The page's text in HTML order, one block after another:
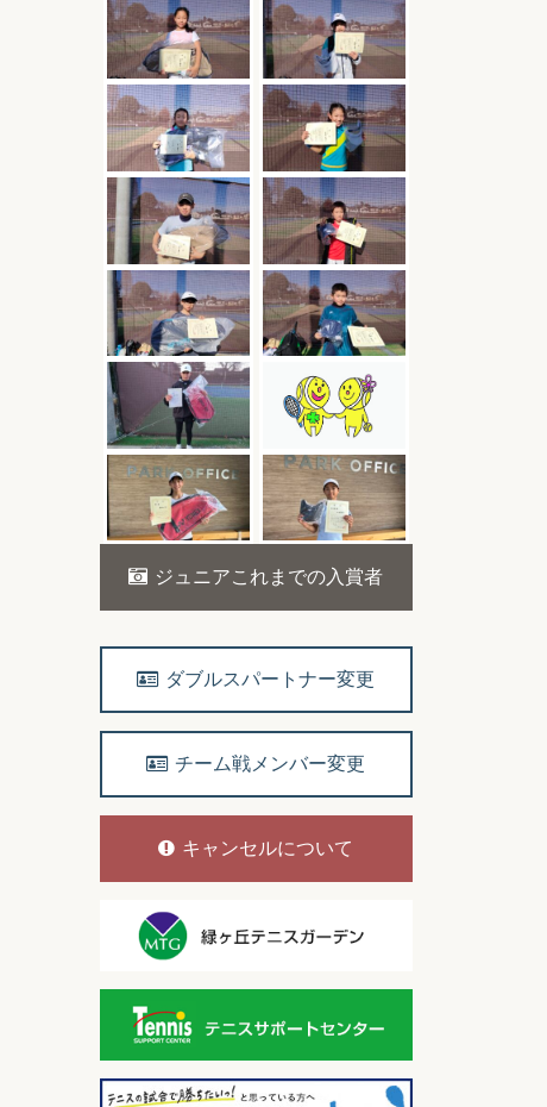
ジュニアこれまでの入賞者
ダブルスパートナー変更
チーム戦メンバー変更
キャンセルについて